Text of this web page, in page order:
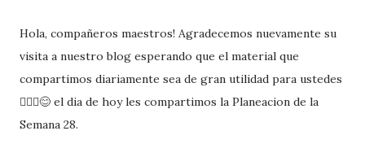
Hola, compañeros maestros! Agradecemos nuevamente su
visita a nuestro blog esperando que el material que
compartimos diariamente sea de gran utilidad para ustedes
🙋🏽‍♂️😊 el dia de hoy les compartimos la Planeacion de la
Semana 28.